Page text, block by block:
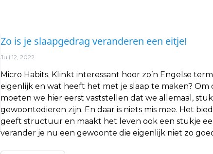
Zo is je slaapgedrag veranderen een eitje!
Juli 12, 2022
Micro Habits. Klinkt interessant hoor zo’n Engelse
eigenlijk en wat heeft het met je slaap te maken?
moeten we hier eerst vaststellen dat we allemaal,
gewoontedieren zijn. En daar is niets mis mee. Het
geeft structuur en maakt het leven ook een stukje
verander je nu een gewoonte die eigenlijk niet zo goed